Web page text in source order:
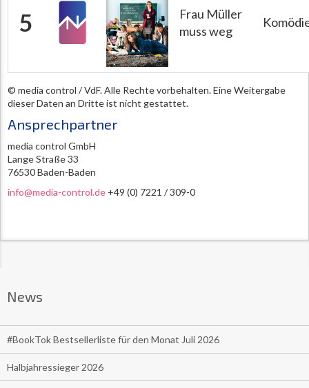
5
Frau Müller
muss weg
© media control / VdF. Alle Rechte vorbehalten. Eine Weitergabe
dieser Daten an Dritte ist nicht gestattet.
Ansprechpartner
media control GmbH
Lange Straße 33
76530 Baden-Baden
info@media-control.de +49 (0) 7221 / 309-0
News
#BookTok Bestsellerliste für den Monat Juli 2026
Halbjahressieger 2026